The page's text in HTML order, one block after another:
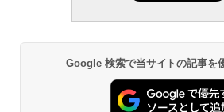
3
【中古】 バンダ
(ガムリン木崎機)
し傷みあり
Rapidfire
バッテリー 7.4v
動エアガン 電動エ
バゲー サバイバル
ー LiPo リポ 電動
◆在庫処分特別価
カメラ付き 初心者
ライト付き 夜間飛
TAMASHII
ツ ONE PIECE シ
￥1,850
BANDAI SPIRITS(
HGAW 機動新世
アマスター 1/144
￥193,900
東京マルイ No.10
上 電動ブローバッ
GSIクレオス Mr.
ミアムトップコー
ホビー用仕上材
Google 検索で当サイトの記事を